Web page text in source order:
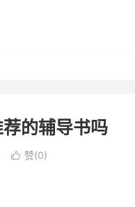
的辅导书吗
 赞(0)